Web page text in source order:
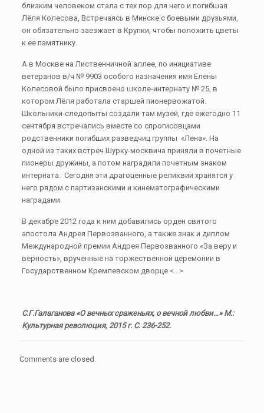
близким человеком стала с тех пор для него и погибшая
Лёля Колесова, Встречаясь в Минске с боевыми друзьями,
он обязательно заезжает в Крупки, чтобы положить цветы
к ее памятнику.
А в Москве на Лиственничной аллее, по инициативе
ветеранов в/ч № 9903 особого назначения имя Елены
Колесовой было присвоено школе-интернату № 25, в
котором Лёля работала старшей пионервожатой.
Школьники-следопыты создали там музей, где ежегодно 11
сентября встречались вместе со спрогисовцами
родственники погибших разведчиц группы «Лена». На
одной из таких встреч Шурку-москвича приняли в почетные
пионеры дружины, а потом наградили почетным знаком
интерната. Сегодня эти драгоценные реликвии хранятся у
него рядом с партизанскими и кинематографическими
наградами.
В декабре 2012 года к ним добавились орден святого
апостола Андрея Первозванного, а также знак и диплом
Международной премии Андрея Первозванного «За веру и
верность», врученные на торжественной церемонии в
Государственном Кремлевском дворце <…>
С.Г.Галаганова «О вечных сраженьях, о вечной любви…» М.:
Культурная революция, 2015 г. С. 236-252.
Comments are closed.